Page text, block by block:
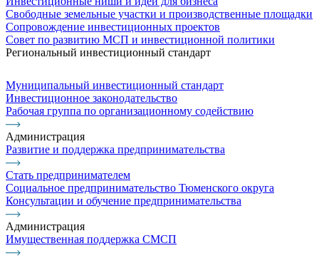
Свободные земельные участки и производственные площадки
Сопровождение инвестиционных проектов
Совет по развитию МСП и инвестиционной политики
Региональный инвестиционный стандарт
Муниципальный инвестиционный стандарт
Инвестиционное законодательство
Рабочая группа по организационному содействию
Администрация
Развитие и поддержка предпринимательства
Стать предпринимателем
Социальное предпринимательство Тюменского округа
Консультации и обучение предпринимательства
Администрация
Имущественная поддержка СМСП